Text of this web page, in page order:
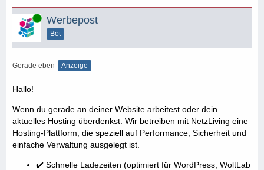
Online Werbepost
Bot
Gerade eben Anzeige
Hallo!
Wenn du gerade an deiner Website arbeitest oder dein
aktuelles Hosting überdenkst: Wir betreiben mit NetzLiving eine
Hosting-Plattform, die speziell auf Performance, Sicherheit und
einfache Verwaltung ausgelegt ist.
✔️ Schnelle Ladezeiten (optimiert für WordPress, WoltLab